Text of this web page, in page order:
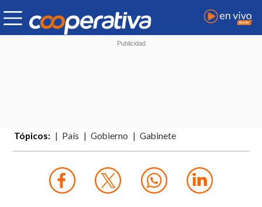
Tópicos: País Gobierno Gabinete